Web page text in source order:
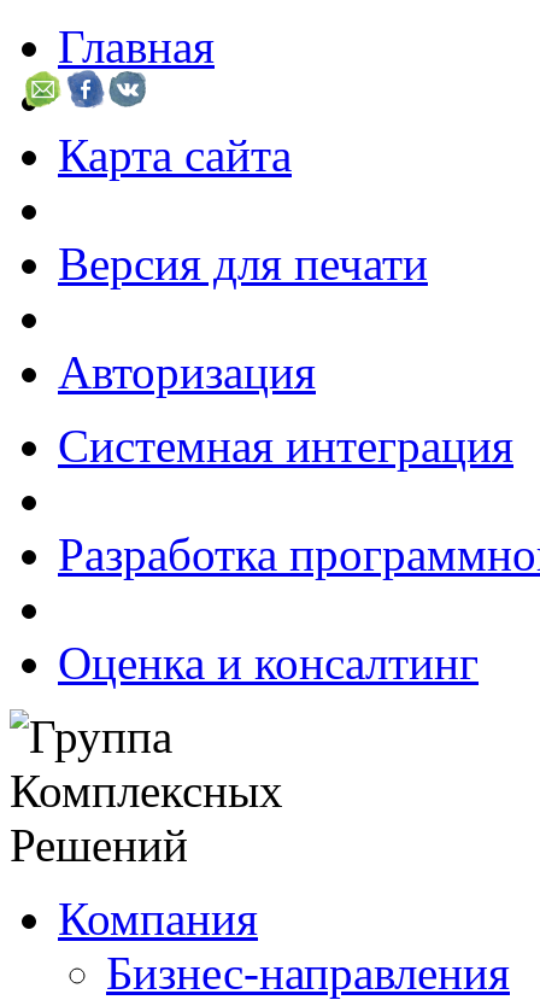
Главная
Карта сайта
Версия для печати
Авторизация
Системная интеграция
Разработка
Оценка и консалтинг
Компания
Бизнес-направления